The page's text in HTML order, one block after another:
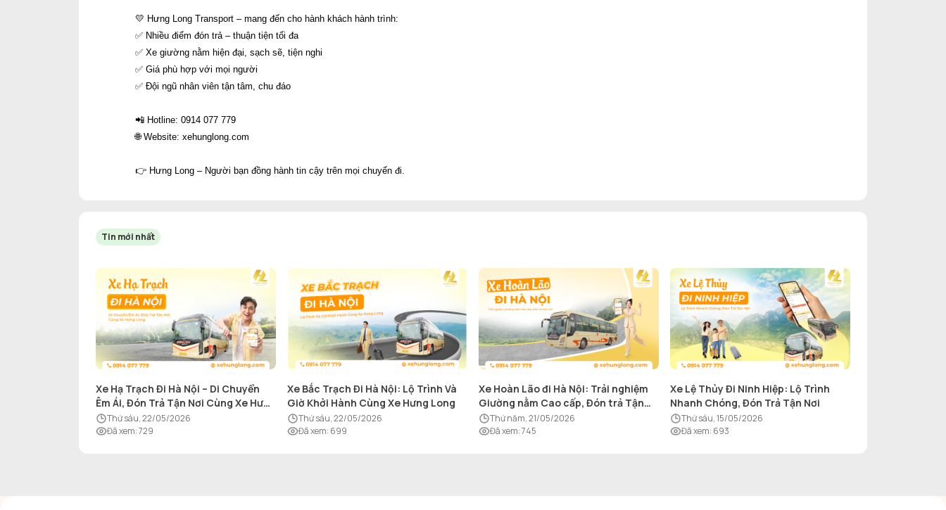
💛 Hưng Long Transport – mang đến cho hành khách hành trình:
✅ Nhiều điểm đón trả – thuận tiện tối đa
✅ Xe giường nằm hiện đại, sạch sẽ, tiện nghi
✅ Giá phù hợp với mọi người
✅ Đội ngũ nhân viên tận tâm, chu đáo
📲 Hotline: 0914 077 779
🌐 Website: xehunglong.com
👉 Hưng Long – Người bạn đồng hành tin cậy trên mọi chuyến đi.
Tin mới nhất
Xe Hạ Trạch Đi Hà Nội – Di Chuyển
Êm Ái, Đón Trả Tận Nơi Cùng Xe Hưng
Longthứ sáu, 22/05/2026
Đã xem:729
Xe Bắc Trạch Đi Hà Nội: Lộ Trình Và
Giờ Khởi Hành Cùng Xe Hưng Long
thứ sáu, 22/05/2026
Đã xem: 699
Xe Hoàn Lão đi Hà Nội: Trải nghiệm
Giường nằm Cao cấp, Đón trả Tận
nơithứ năm, 21/05/2026
Đã xem:745
Xe Lệ Thủy Đi Ninh Hiệp: Lộ Trình
Nhanh Chóng, Đón Trả Tận Nơi
thứ sáu, 15/05/2026
Đã xem: 693